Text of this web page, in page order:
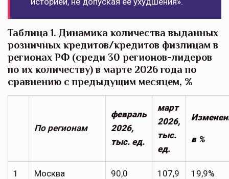
Таблица 1. Динамика количества выданных
розничных кредитов/кредитов физлицам в
регионах РФ (среди 30 регионов-лидеров
по их количеству) в марте 2026 года по
сравнению с предыдущим месяцем, %
По регионам
февраль
2026,
тыс. ед.
март
2026,
тыс.
ед.
в %
1 Москва 90,0 107,9 19,9%